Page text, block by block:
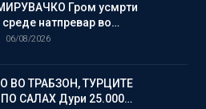
Гром усмрти
натпревар во…
06/08/2026
ВО ТРАБЗОН, ТУРЦИТЕ
САЛАХ Дури 25.000…